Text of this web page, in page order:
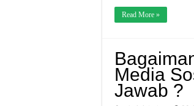
Read More »
Media
Jawab ?